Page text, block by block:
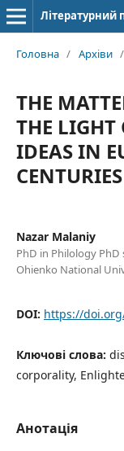
Літературний
Головна / Архіви /
THE
THE
IDEAS IN
CENTURIES
Nazar Malaniy
PhD in Philology
Ohienko National
DOI: https://
Ключові слова:
corporality,
Анотація